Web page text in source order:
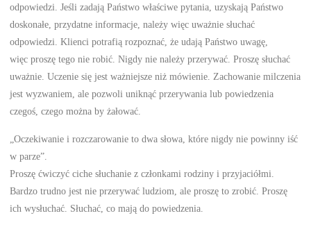
odpowiedzi. Jeśli zadają Państwo właściwe pytania, uzyskają Państwo
doskonałe, przydatne informacje, należy więc uważnie słuchać
odpowiedzi. Klienci potrafią rozpoznać, że udają Państwo uwagę,
więc proszę tego nie robić. Nigdy nie należy przerywać. Proszę słuchać
uważnie. Uczenie się jest ważniejsze niż mówienie. Zachowanie milczenia
jest wyzwaniem, ale pozwoli uniknąć przerywania lub powiedzenia
czegoś, czego można by żałować.
„Oczekiwanie i rozczarowanie to dwa słowa, które nigdy nie powinny iść
w parze”.
Proszę ćwiczyć ciche słuchanie z członkami rodziny i przyjaciółmi.
Bardzo trudno jest nie przerywać ludziom, ale proszę to zrobić. Proszę
ich wysłuchać. Słuchać, co mają do powiedzenia.